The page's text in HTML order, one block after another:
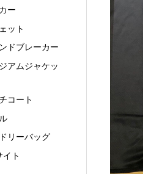
ー
ット
ドブレーカー
アムジャケッ
コート
リーバッグ
ト